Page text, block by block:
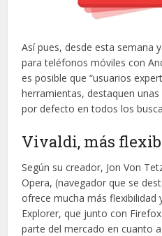
Así pues, desde esta semana
para teléfonos móviles con
es posible que “usuarios
herramientas, destaquen
por defecto en todos los
Vivaldi, más
Según su creador, Jon Von
Opera, (navegador que se
ofrece mucha más flexibilidad
Explorer, que junto con
parte del mercado en cuanto